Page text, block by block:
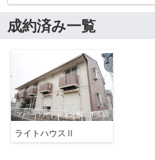
成約済み一覧
ライトハウスⅡ